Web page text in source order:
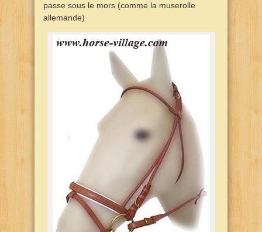
passe sous le mors (comme la muserolle
allemande)